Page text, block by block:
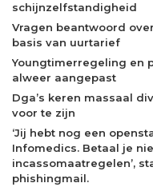
schijnzelfstandigheid
Vragen beantwoord
basis van uurtarief
Youngtimerregeling en
alweer aangepast
Dga’s keren massaal
voor te zijn
‘Jij hebt nog een
Infomedics. Betaal je
incassomaatregelen’,
phishingmail.